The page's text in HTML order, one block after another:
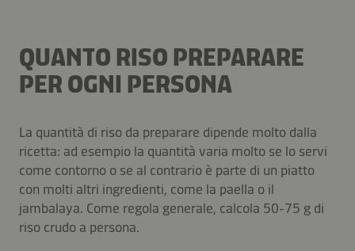
QUANTO RISO PREPARARE
PER OGNI PERSONA
La quantità di riso da preparare dipende molto dalla
ricetta: ad esempio la quantità varia molto se lo servi
come contorno o se al contrario è parte di un piatto
con molti altri ingredienti, come la paella o il
jambalaya. Come regola generale, calcola 50-75 g di
riso crudo a persona.